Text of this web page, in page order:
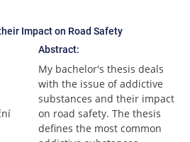
Impact on Road Safety
Abstract:
My bachelor's thesis deals
with the issue of addictive
substances and their impact
on road safety. The thesis
defines the most common